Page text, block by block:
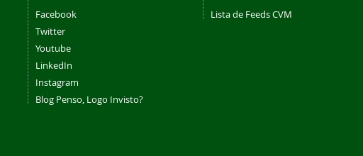
Facebook
Twitter
Youtube
LinkedIn
Instagram
Blog Penso, Logo Invisto?
Lista de Feeds CVM